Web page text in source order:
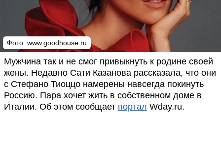
Фото: www.goodhouse.ru
Мужчина так и не смог привыкнуть к родине своей
жены. Недавно Сати Казанова рассказала, что они
с Стефано Тиоццо намерены навсегда покинуть
Россию. Пара хочет жить в собственном доме в
Италии. Об этом сообщает портал Wday.ru.